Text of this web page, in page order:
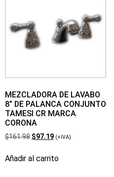
MEZCLADORA DE LAVABO
8” DE PALANCA CONJUNTO
TAMESI CR MARCA
CORONA
$161.98 $97.19 (+IVA)
Añadir al carrito